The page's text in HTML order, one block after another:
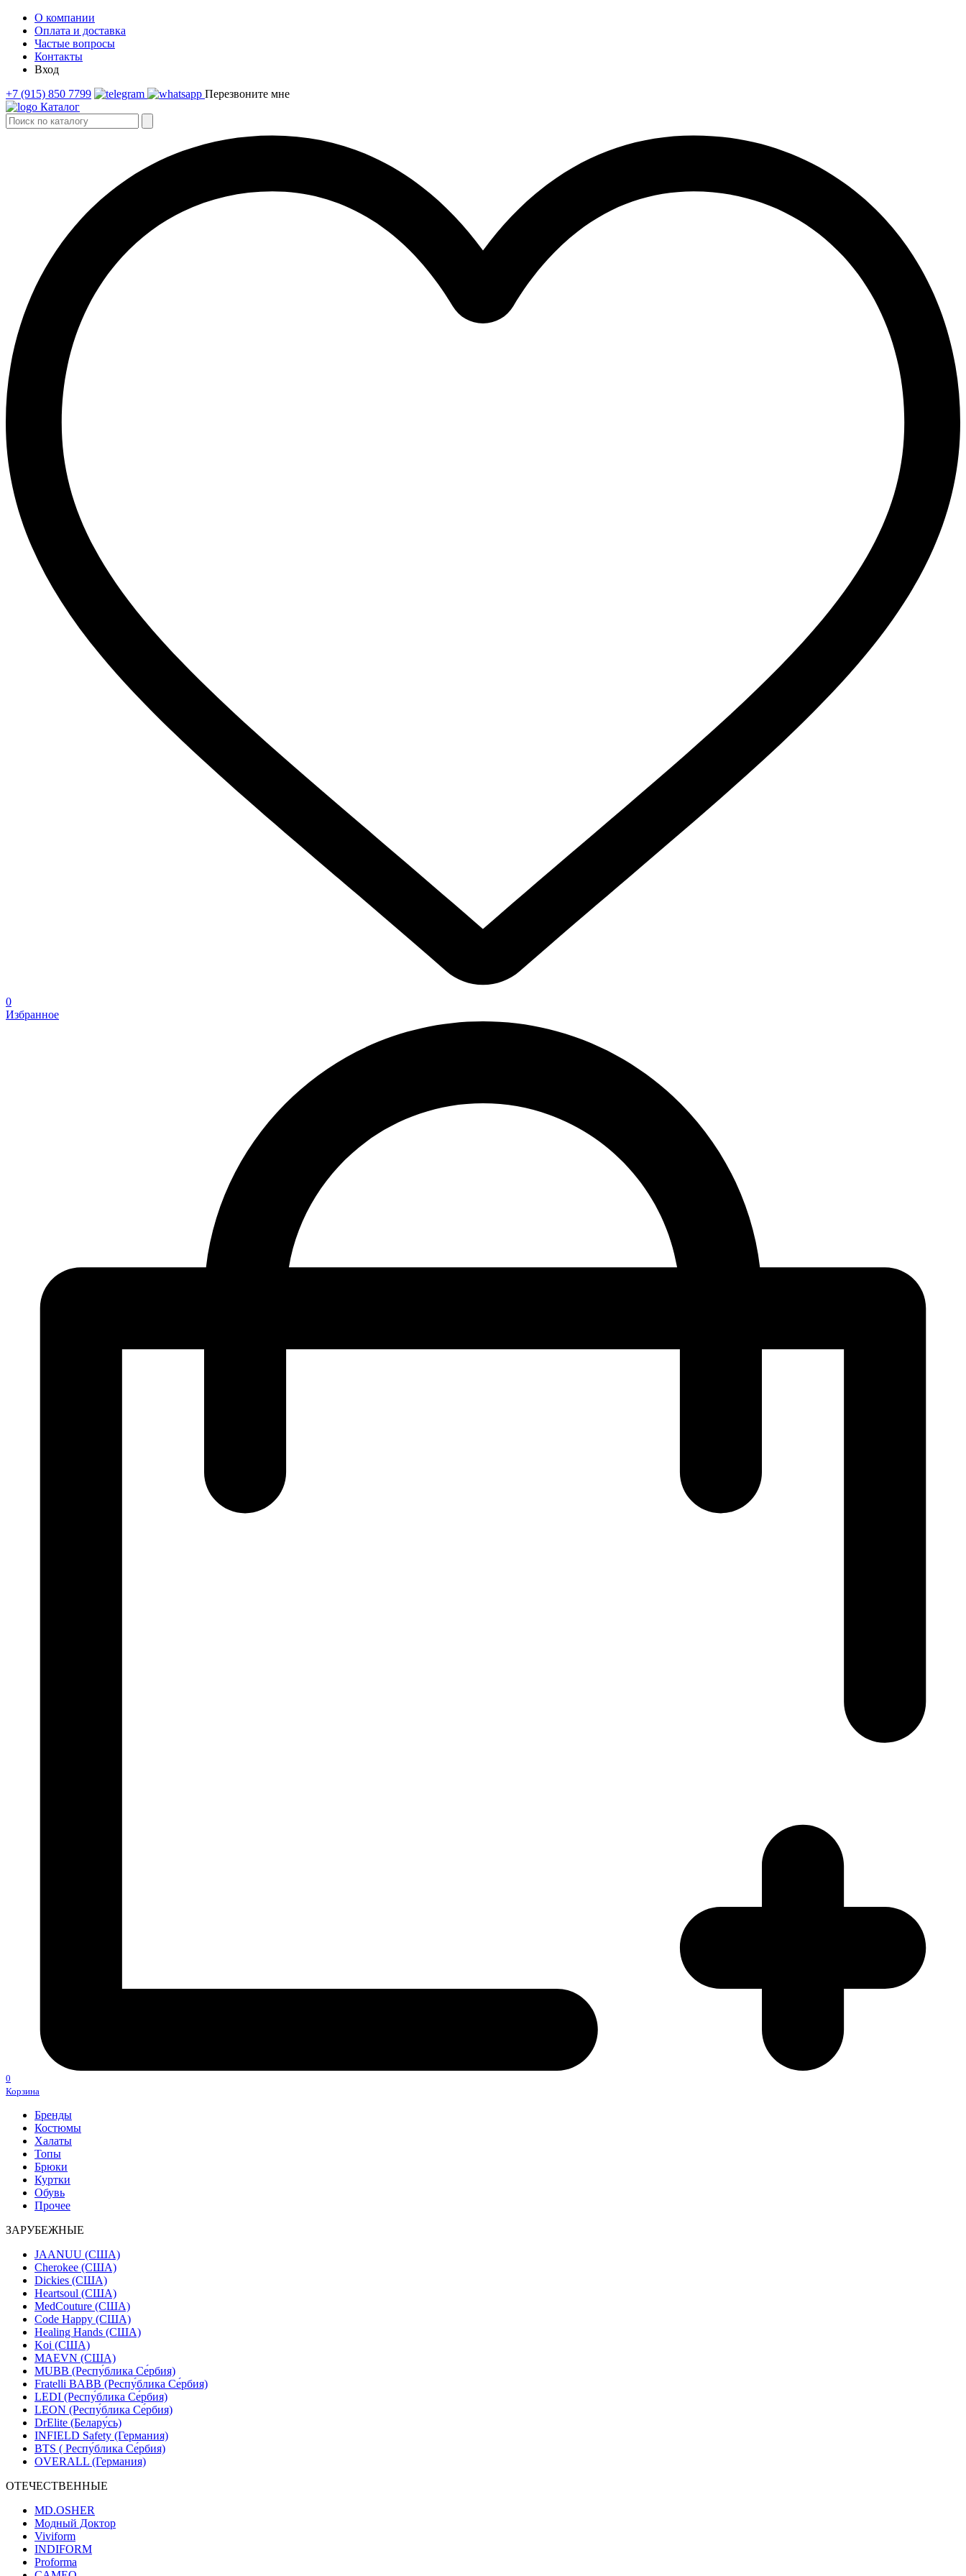
О компании
Оплата и доставка
Частые вопросы
Контакты
Вход
+7 (915) 850 7799
Перезвоните мне
Каталог
0
Избранное
0
Корзина
Бренды
Костюмы
Халаты
Топы
Брюки
Куртки
Обувь
Прочее
ЗАРУБЕЖНЫЕ
JAANUU (США)
Cherokee (США)
Dickies (США)
Heartsoul (США)
MedCouture (США)
Code Happy (США)
Healing Hands (США)
Koi (США)
MAEVN (США)
MUBB (Респу́блика Се́рбия)
Fratelli BABB (Респу́блика Се́рбия)
LEDI (Респу́блика Се́рбия)
LEON (Респу́блика Се́рбия)
DrElite (Белару́сь)
INFIELD Safety (Германия)
BTS ( Респу́блика Се́рбия)
OVERALL (Германия)
ОТЕЧЕСТВЕННЫЕ
MD.OSHER
Модный Доктор
Viviform
INDIFORM
Proforma